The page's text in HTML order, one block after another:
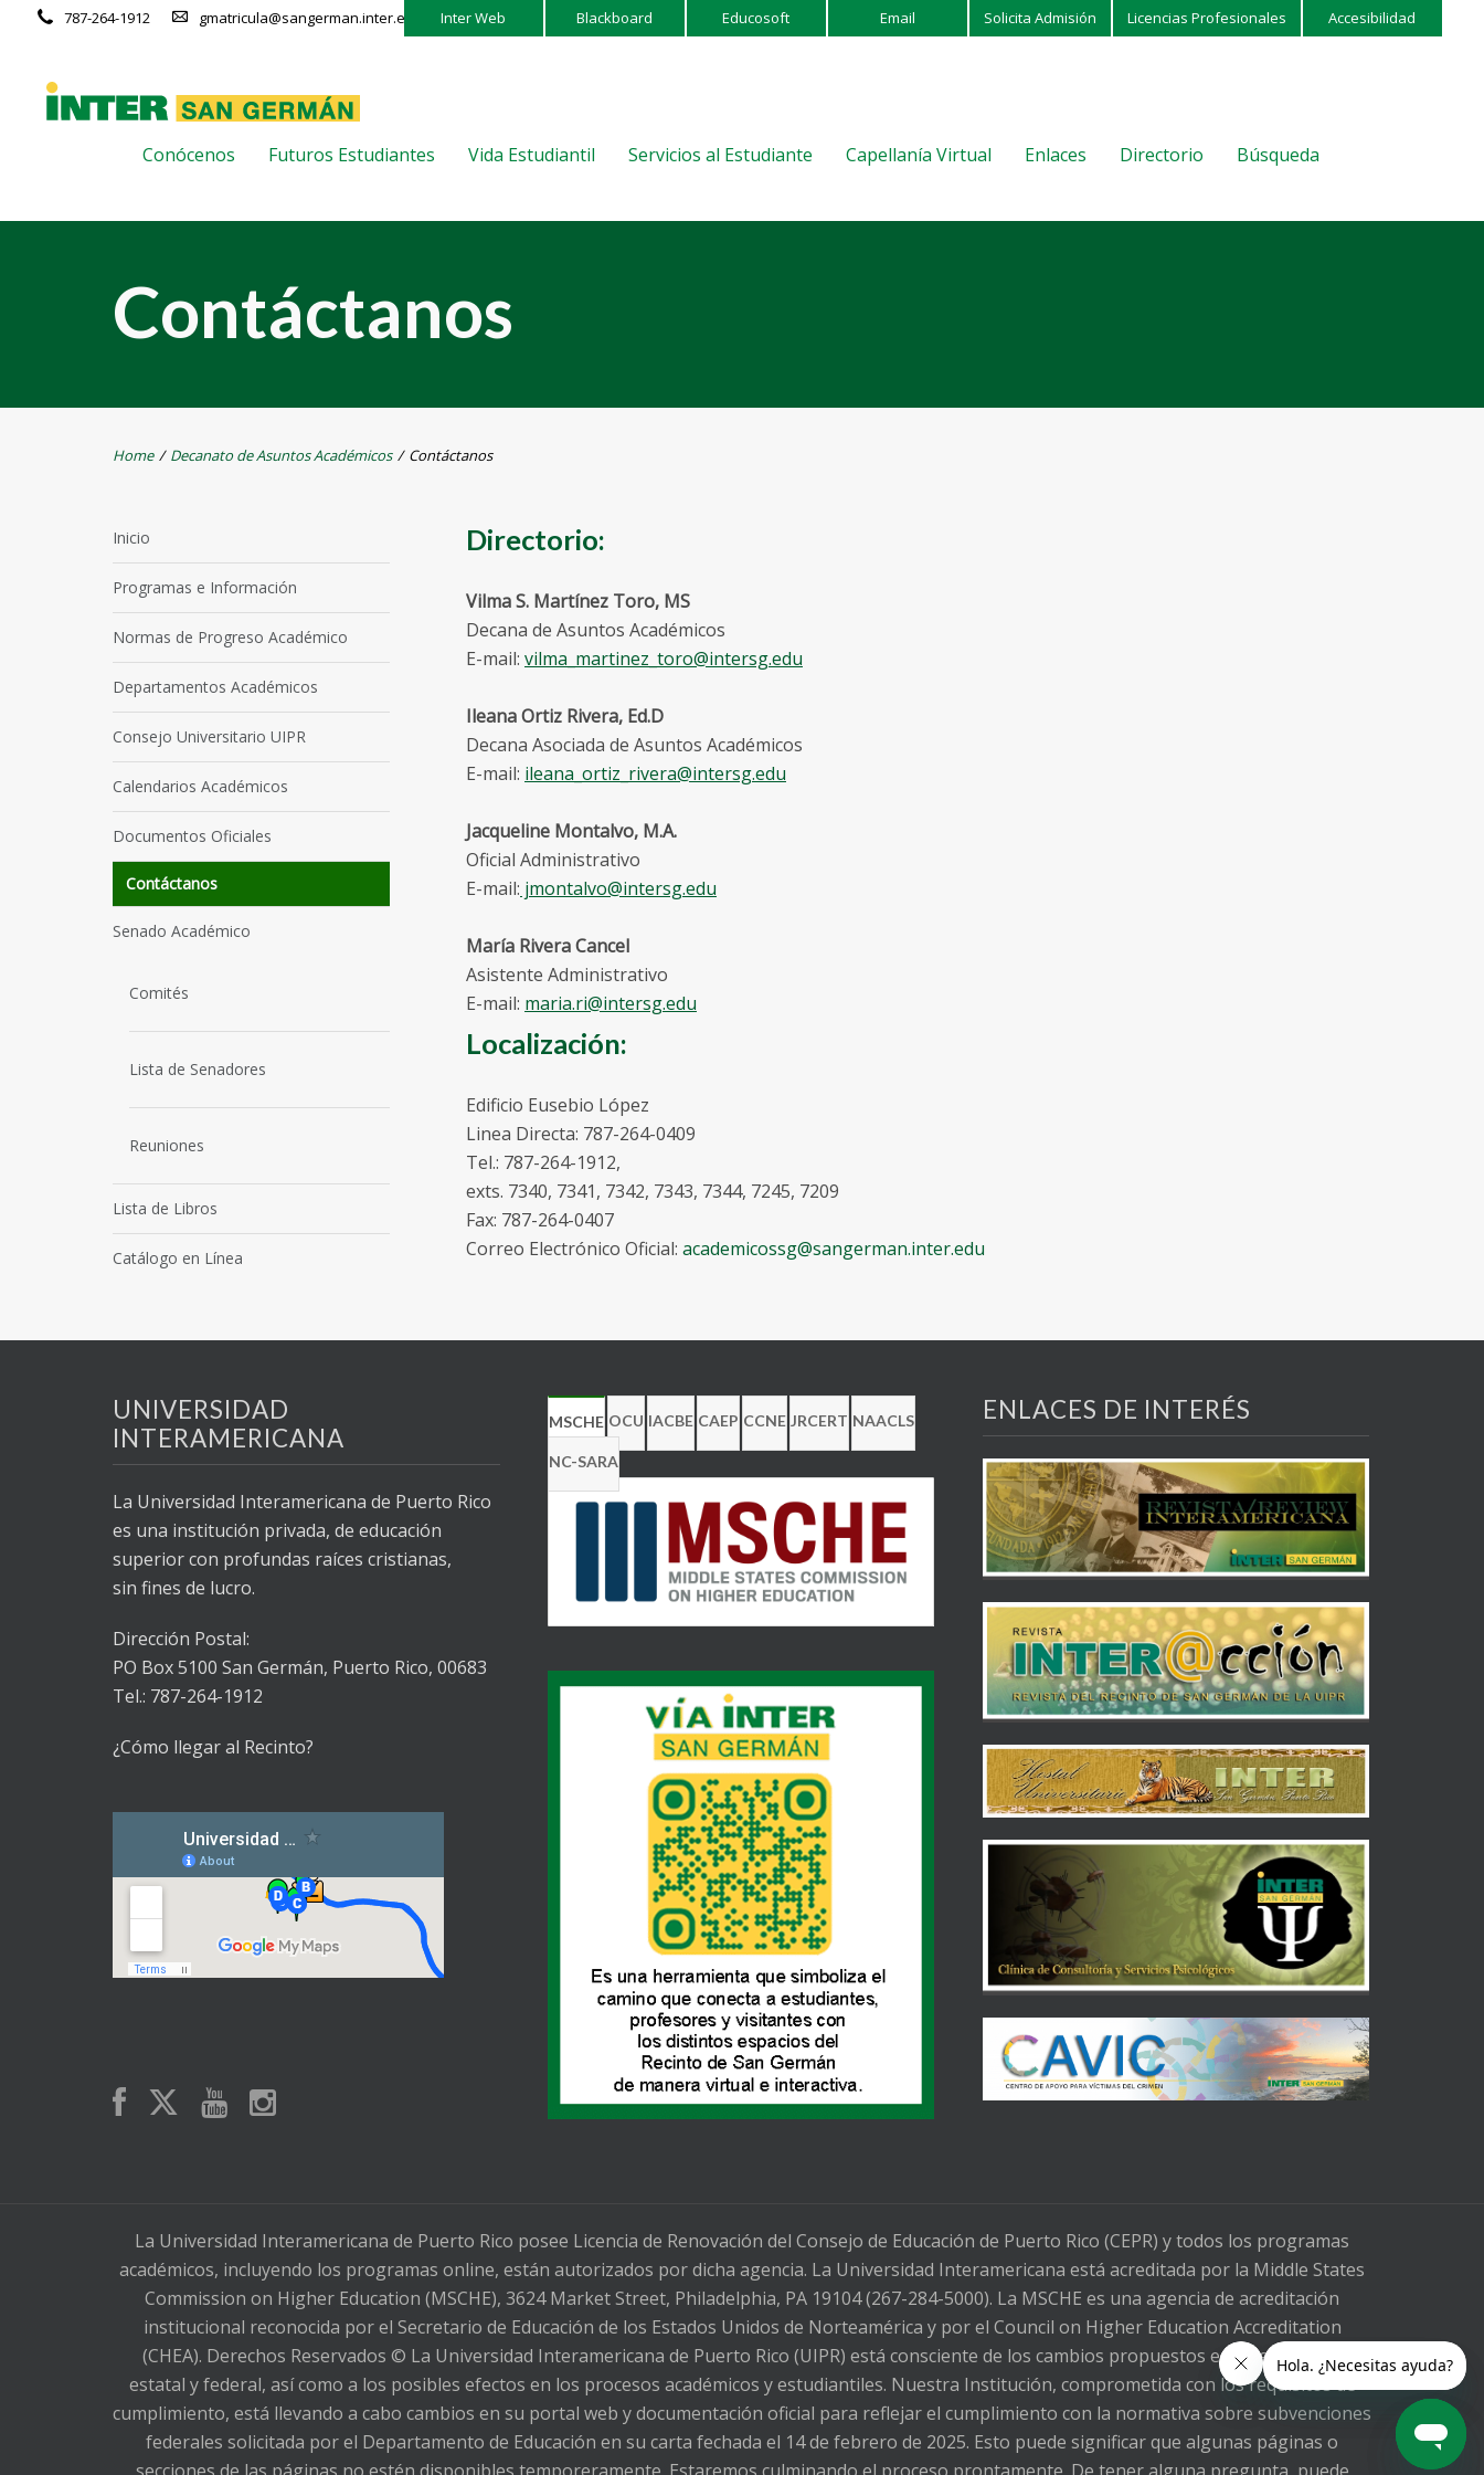
Inter Web Blackboard Educosoft Email Solicita Admisión Licencias Profesionales Accesibilidad
787-264-1912 gmatricula@sangerman.inter.edu
Conócenos Futuros Estudiantes Vida Estudiantil Servicios al Estudiante Capellanía Virtual Enlaces Directorio Búsqueda
Contáctanos
Home / Decanato de Asuntos Académicos / Contáctanos
Directorio:
Vilma S. Martínez Toro, MS
Decana de Asuntos Académicos
E-mail: vilma_martinez_toro@intersg.edu
Ileana Ortiz Rivera, Ed.D
Decana Asociada de Asuntos Académicos
E-mail: ileana_ortiz_rivera@intersg.edu
Jacqueline Montalvo, M.A.
Oficial Administrativo
E-mail: jmontalvo@intersg.edu
María Rivera Cancel
Asistente Administrativo
E-mail: maria.ri@intersg.edu
Localización:
Edificio Eusebio López
Linea Directa: 787-264-0409
Tel.: 787-264-1912,
exts. 7340, 7341, 7342, 7343, 7344, 7245, 7209
Fax: 787-264-0407
Correo Electrónico Oficial: academicossg@sangerman.inter.edu
Inicio
Programas e Información
Normas de Progreso Académico
Departamentos Académicos
Consejo Universitario UIPR
Calendarios Académicos
Documentos Oficiales
Contáctanos
Senado Académico
Comités
Lista de Senadores
Reuniones
Lista de Libros
Catálogo en Línea
UNIVERSIDAD
INTERAMERICANA
La Universidad Interamericana de Puerto Rico
es una institución privada, de educación
superior con profundas raíces cristianas,
sin fines de lucro.
Dirección Postal:
PO Box 5100 San Germán, Puerto Rico, 00683
Tel.: 787-264-1912
¿Cómo llegar al Recinto?
MSCHE OCU IACBE CAEP CCNE JRCERT NAACLS
NC-SARA
ENLACES DE INTERÉS
La Universidad Interamericana de Puerto Rico posee Licencia de Renovación del Consejo de Educación de Puerto Rico (CEPR) y todos los programas
académicos, incluyendo los programas online, están autorizados por dicha agencia. La Universidad Interamericana está acreditada por la Middle States
Commission on Higher Education (MSCHE), 3624 Market Street, Philadelphia, PA 19104 (267-284-5000). La MSCHE es una agencia de acreditación
institucional reconocida por el Secretario de Educación de los Estados Unidos de Norteamérica y por el Council on Higher Education Accreditation
(CHEA). Derechos Reservados © La Universidad Interamericana de Puerto Rico (UIPR) está consciente de los cambios propuestos en la legislación
estatal y federal, así como a los posibles efectos en los procesos académicos y estudiantiles. Nuestra Institución, comprometida con los requisitos de
cumplimiento, está llevando a cabo cambios en su portal web y documentación oficial para reflejar el cumplimiento con la normativa sobre subvenciones
federales solicitada por el Departamento de Educación en su carta fechada el 14 de febrero de 2025. Esto puede significar que algunas páginas o